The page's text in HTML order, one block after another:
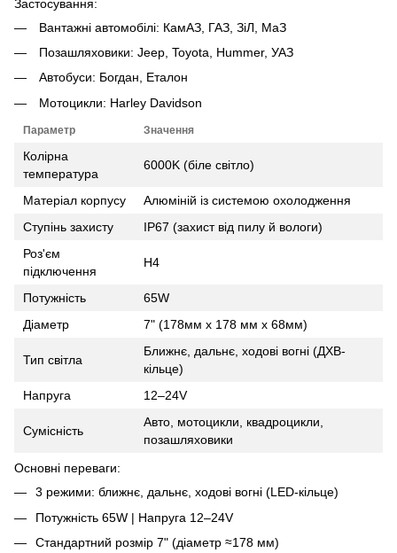
Застосування:
Вантажні автомобілі: КамАЗ, ГАЗ, ЗіЛ, МаЗ
Позашляховики: Jeep, Toyota, Hummer, УАЗ
Автобуси: Богдан, Еталон
Мотоцикли: Harley Davidson
Параметр Значення
Колірна
температура
6000K (біле світло)
Матеріал корпусу
Алюміній із системою охолодження
Ступінь захисту
IP67 (захист від пилу й вологи)
Роз'єм
підключення
H4
Потужність
65W
Діаметр
7" (178мм х 178 мм х 68мм)
Тип світла
Ближнє, дальнє, ходові вогні (ДХВ-
кільце)
Напруга
12–24V
Сумісність
Авто, мотоцикли, квадроцикли,
позашляховики
Основні переваги:
3 режими: ближнє, дальнє, ходові вогні (LED-кільце)
Потужність 65W | Напруга 12–24V
Стандартний розмір 7" (діаметр ≈178 мм)